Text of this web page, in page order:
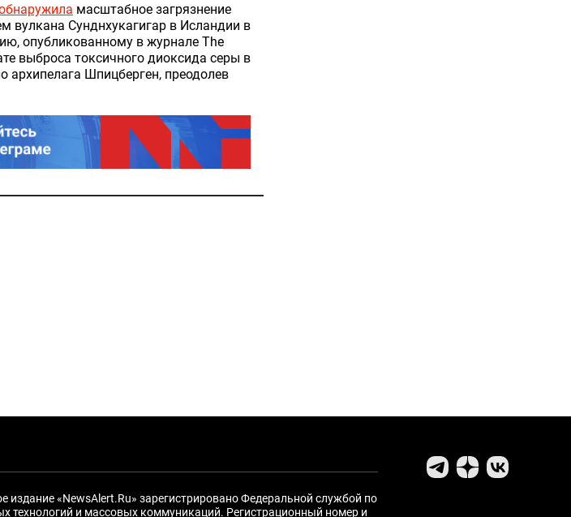
масштабное загрязнение
вулкана Сунднхукагигар в Исландии в
опубликованному в журнале The
выброса токсичного диоксида серы в
архипелага Шпицберген, преодолев
издание «NewsAlert.Ru» зарегистрировано Федеральной службой по
технологий и массовых коммуникаций. Регистрационный номер и